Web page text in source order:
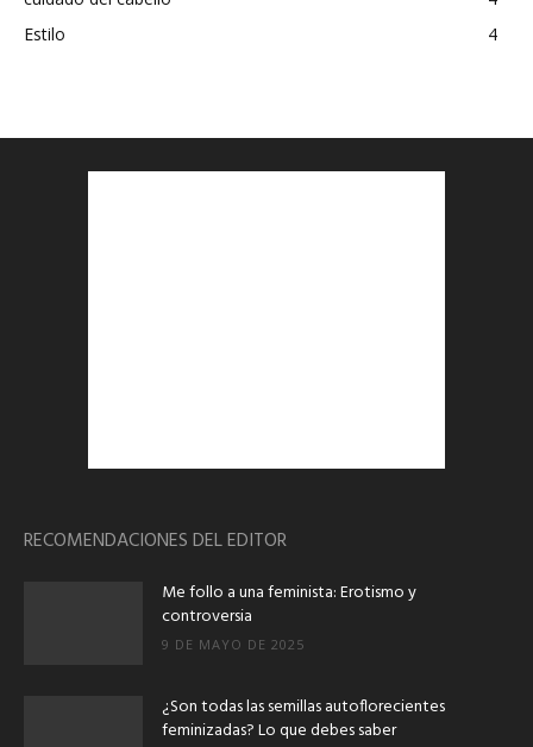
Estilo
4
RECOMENDACIONES DEL EDITOR
Me follo a una feminista: Erotismo y
controversia
9 DE MAYO DE 2025
¿Son todas las semillas autoflorecientes
feminizadas? Lo que debes saber